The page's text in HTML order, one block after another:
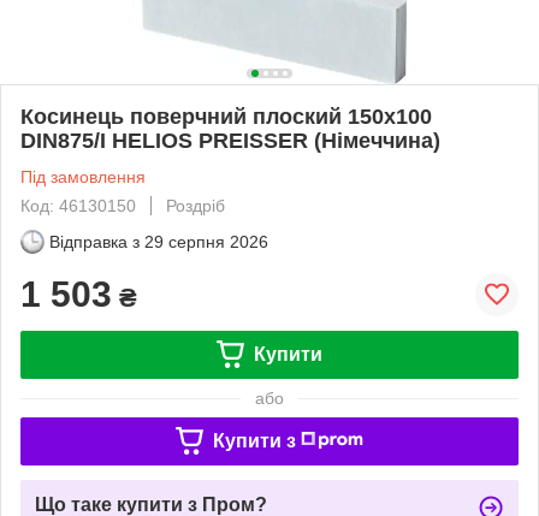
Косинець поверчний плоский 150х100
DIN875/I HELIOS PREISSER (Німеччина)
Під замовлення
Код: 46130150
Роздріб
Відправка з 29 серпня 2026
1 503 ₴
Купити
або
Купити з
Що таке купити з Пром?